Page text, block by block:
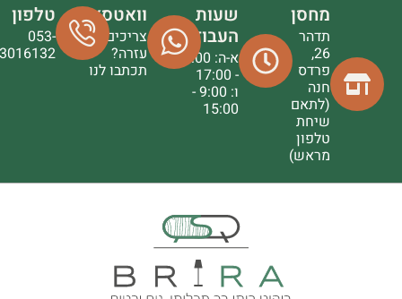
מחסן
תדהר
26,
פרדס
חנה
(לתאם
שיחת
טלפון
מראש)
שעות
העבודה
א-ה: 9:00
- 17:00
ו: 9:00 -
15:00
וואטסאפ
צריכים
עזרה?
תכתבו לנו
טלפון
053-
3016132